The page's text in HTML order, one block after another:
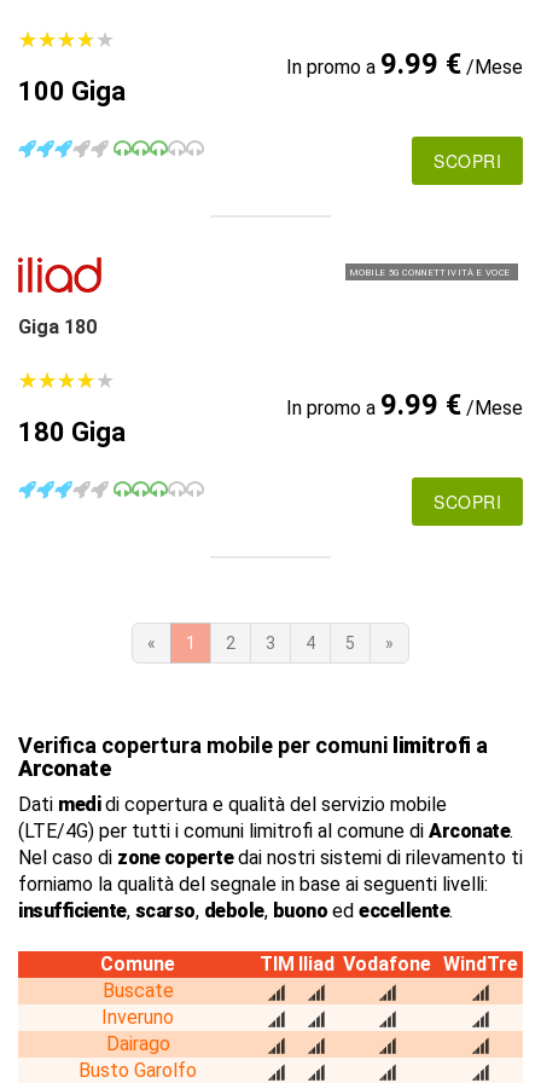
★★★★★
★★★★★
100 Giga
In promo a 9.99 €/Mese
SCOPRI
MOBILE 5G CONNETTIVITÀ E VOCE
Giga 180
★★★★★
★★★★★
180 Giga
In promo a 9.99 €/Mese
SCOPRI
« 1 2 3 4 5 »
Verifica copertura mobile per comuni limitrofi a
Arconate
Dati medidi copertura e qualità del servizio mobile
(LTE/4G) per tutti i comuni limitrofi al comune di Arconate.
Nel caso di zone copertedai nostri sistemi di rilevamento ti
forniamo la qualità del segnale in base ai seguenti livelli:
insufficiente, scarso, debole, buono ed eccellente.
Comune TIM Iliad Vodafone WindTre
Buscate
Inveruno
Dairago
Busto Garolfo